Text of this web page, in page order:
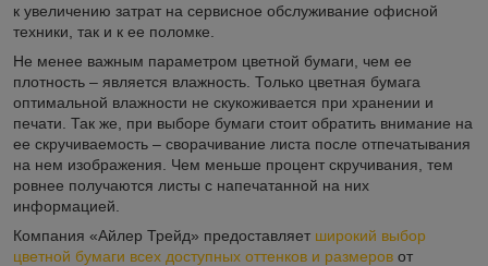
к увеличению затрат на сервисное обслуживание офисной
техники, так и к ее поломке.
Не менее важным параметром цветной бумаги, чем ее
плотность – является влажность. Только цветная бумага
оптимальной влажности не скукоживается при хранении и
печати. Так же, при выборе бумаги стоит обратить внимание на
ее скручиваемость – сворачивание листа после отпечатывания
на нем изображения. Чем меньше процент скручивания, тем
ровнее получаются листы с напечатанной на них
информацией.
Компания «Айлер Трейд» предоставляет широкий выбор
цветной бумаги всех доступных оттенков и размеров от